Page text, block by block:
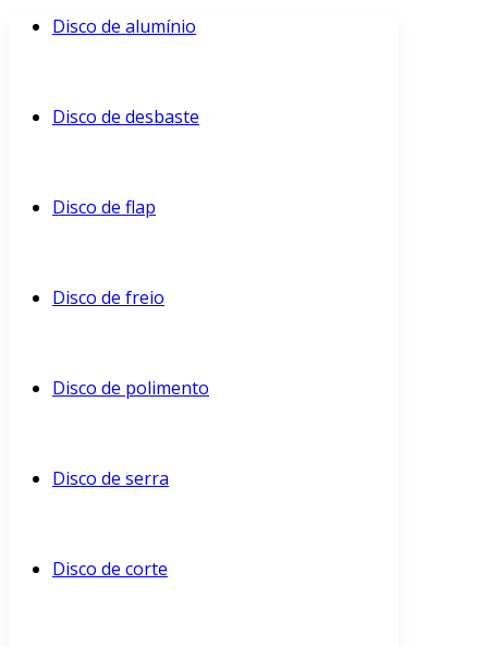
Disco de alumínio
Disco de desbaste
Disco de flap
Disco de freio
Disco de polimento
Disco de serra
Disco de corte